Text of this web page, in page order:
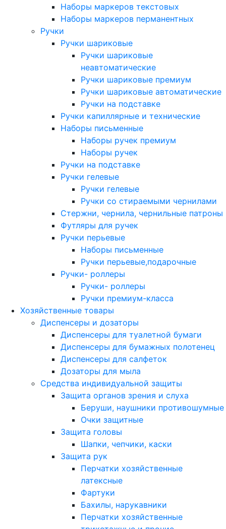
Наборы маркеров текстовых
Наборы маркеров перманентных
Ручки
Ручки шариковые
Ручки шариковые
неавтоматические
Ручки шариковые премиум
Ручки шариковые автоматические
Ручки на подставке
Ручки капиллярные и технические
Наборы письменные
Наборы ручек премиум
Наборы ручек
Ручки на подставке
Ручки гелевые
Ручки гелевые
Ручки со стираемыми чернилами
Стержни, чернила, чернильные патроны
Футляры для ручек
Ручки перьевые
Наборы письменные
Ручки перьевые,подарочные
Ручки- роллеры
Ручки- роллеры
Ручки премиум-класса
Хозяйственные товары
Диспенсеры и дозаторы
Диспенсеры для туалетной бумаги
Диспенсеры для бумажных полотенец
Диспенсеры для салфеток
Дозаторы для мыла
Средства индивидуальной защиты
Защита органов зрения и слуха
Беруши, наушники противошумные
Очки защитные
Защита головы
Шапки, чепчики, каски
Защита рук
Перчатки хозяйственные
латексные
Фартуки
Бахилы, нарукавники
Перчатки хозяйственные